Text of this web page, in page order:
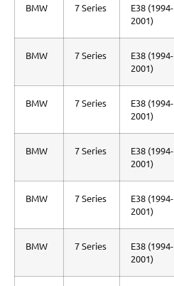
BMW 7 Series
E38 (1994-
2001)
BMW 7 Series
E38 (1994-
2001)
BMW 7 Series
E38 (1994-
2001)
BMW 7 Series
E38 (1994-
2001)
BMW 7 Series
E38 (1994-
2001)
BMW 7 Series
E38 (1994-
2001)